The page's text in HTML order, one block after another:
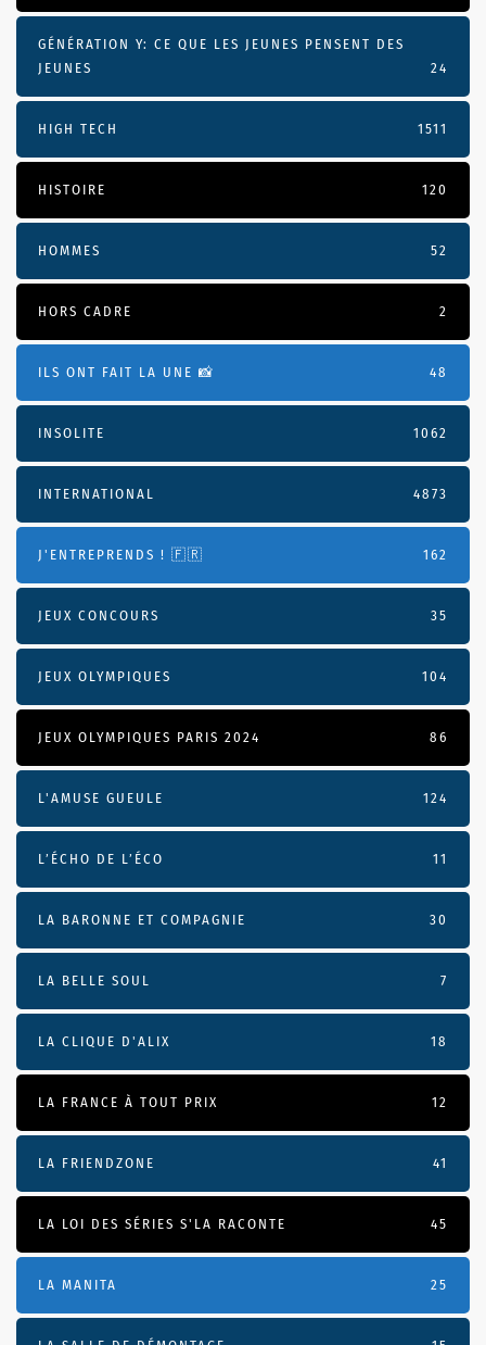
GÉNÉRATION Y: CE QUE LES JEUNES PENSENT DES
JEUNES
24
HIGH TECH 1511
HISTOIRE 120
HOMMES 52
HORS CADRE 2
ILS ONT FAIT LA UNE 📸 48
INSOLITE 1062
INTERNATIONAL 4873
J'ENTREPRENDS ! 🇫🇷 162
JEUX CONCOURS 35
JEUX OLYMPIQUES 104
JEUX OLYMPIQUES PARIS 2024 86
L'AMUSE GUEULE 124
L’ÉCHO DE L’ÉCO 11
LA BARONNE ET COMPAGNIE 30
LA BELLE SOUL 7
LA CLIQUE D'ALIX 18
LA FRANCE À TOUT PRIX 12
LA FRIENDZONE 41
LA LOI DES SÉRIES S'LA RACONTE 45
LA MANITA 25